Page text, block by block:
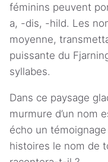
féminins peuvent
a, -dis, -hild. Les
moyenne,
puissante du
syllabes.
Dans ce paysage
murmure d’un nom
écho un
histoires le nom de